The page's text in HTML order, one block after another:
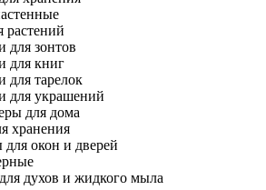
растений
для зонтов
для книг
для тарелок
для украшений
для дома
хранения
окон и дверей
духов и жидкого мыла